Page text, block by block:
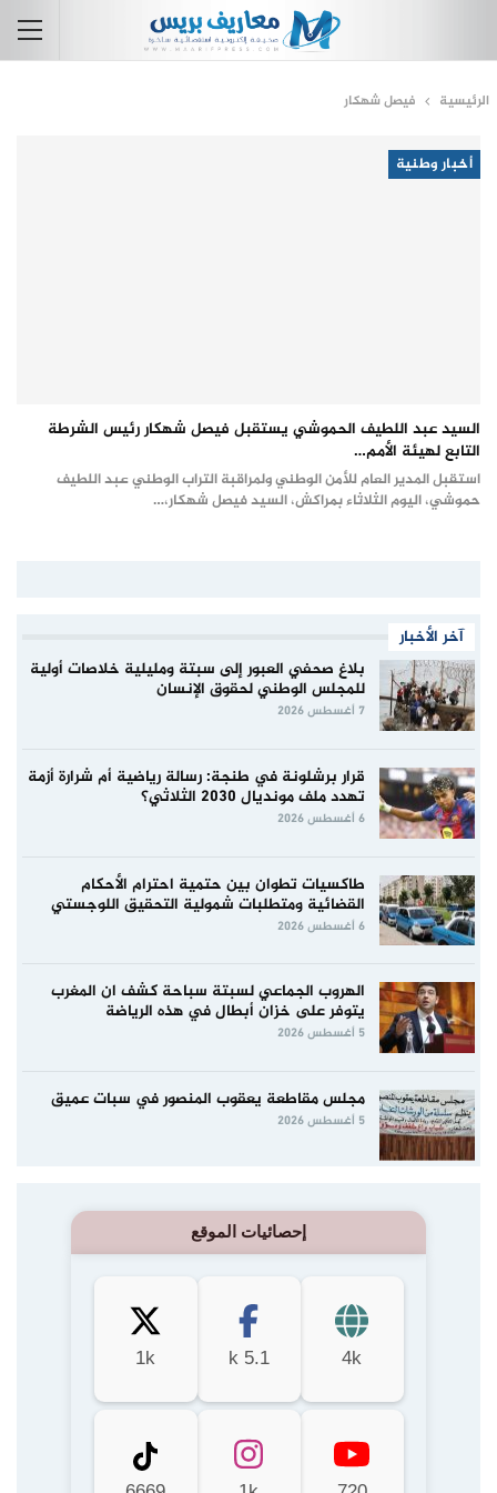
الرئيسية فيصل شهكار
أخبار وطنية
السيد عبد اللطيف الحموشي يستقبل فيصل شهكار رئيس الشرطة
التابع لهيئة الأمم…
استقبل المدير العام للأمن الوطني ولمراقبة التراب الوطني عبد اللطيف
حموشي، اليوم الثلاثاء بمراكش، السيد فيصل شهكار،…
آخر الأخبار
بلاغ صحفي العبور إلى سبتة ومليلية خلاصات أولية
للمجلس الوطني لحقوق الإنسان
7 أغسطس 2026
قرار برشلونة في طنجة: رسالة رياضية أم شرارة أزمة
تهدد ملف مونديال 2030 الثلاثي؟
6 أغسطس 2026
طاكسيات تطوان بين حتمية احترام الأحكام
القضائية ومتطلبات شمولية التحقيق اللوجستي
6 أغسطس 2026
الهروب الجماعي لسبتة سباحة كشف ان المغرب
يتوفر على خزان أبطال في هذه الرياضة
5 أغسطس 2026
مجلس مقاطعة يعقوب المنصور في سبات عميق
5 أغسطس 2026
إحصائيات الموقع
4k
5.1 k
1k